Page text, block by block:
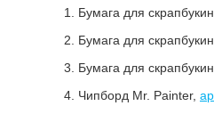
1. Бумага для
2. Бумага для
3. Бумага для
4. Чипборд Mr. Painter,